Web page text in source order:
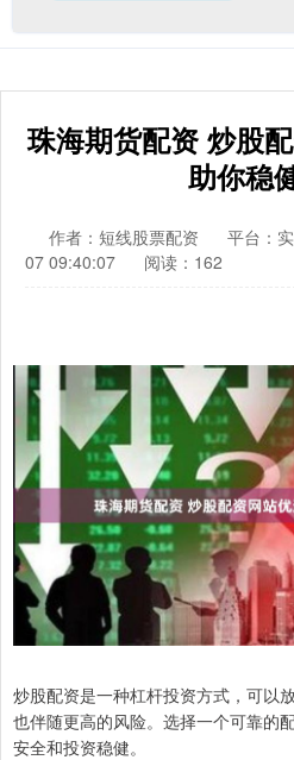
珠海期货配资 炒股
助你稳
作者：短线股票配资 平台：
07 09:40:07
阅读：162
炒股配资是一种杠杆投资方式，可以
也伴随更高的风险。选择一个可靠的
安全和投资稳健。